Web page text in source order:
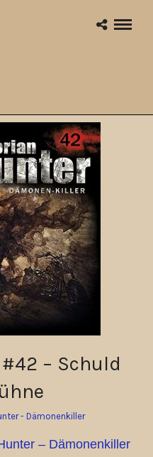
– Schuld
- Dämonenkiller
– Dämonenkiller